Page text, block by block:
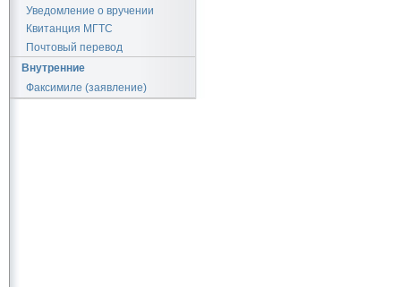
Уведомление о вручении
Квитанция МГТС
Почтовый перевод
Внутренние
Факсимиле (заявление)